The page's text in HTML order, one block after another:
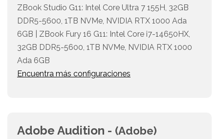
ZBook Studio G11: Intel Core Ultra 7 155H, 32GB
DDR5-5600, 1TB NVMe, NVIDIA RTX 1000 Ada
6GB | ZBook Fury 16 G11: Intel Core i7-14650HX,
32GB DDR5-5600, 1TB NVMe, NVIDIA RTX 1000
Ada 6GB
Encuentra más configuraciones
Adobe Audition - (Adobe)